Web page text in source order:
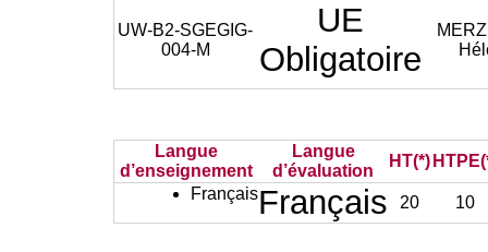
UW-B2-SGEGIG-
004-M
UE
Obligatoire
Langue
d’enseignement
Langue
d’évaluation
HT(*)
FrançaisFrançais 20 10